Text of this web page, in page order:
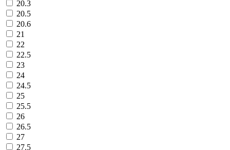
20.3
20.5
20.6
21
22
22.5
23
24
24.5
25
25.5
26
26.5
27
27.5